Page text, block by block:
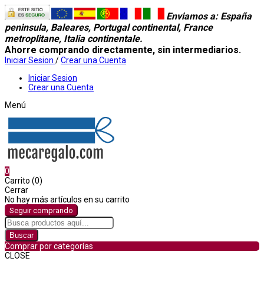
Enviamos a: España
peninsula, Baleares, Portugal continental, France
metroplitane, Italia continentale.
Ahorre comprando directamente, sin intermediarios.
Iniciar Sesion /Crear una Cuenta
Iniciar Sesion
Crear una Cuenta
Menú
0
Carrito (0)
Cerrar
No hay más artículos en su carrito
Seguir comprando
Buscar
Comprar por categorías
CLOSE